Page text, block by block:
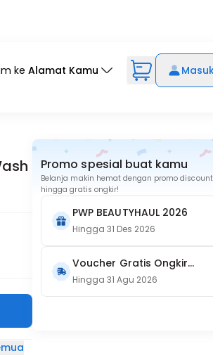
ke Alamat Kamu
Promo spesial buat kamu
Belanja makin hemat dengan promo discount
hingga gratis ongkir!
PWP BEAUTYHAUL 2026
Hingga31 Des 2026
Voucher Gratis Ongkir
15RB (Only on Website)
Hingga31 Agu 2026